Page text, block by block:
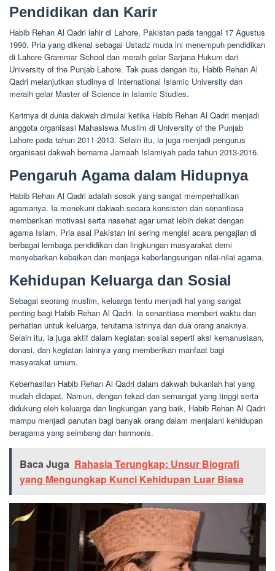
Pendidikan dan Karir
Habib Rehan Al Qadri lahir di Lahore, Pakistan pada tanggal 17 Agustus
1990. Pria yang dikenal sebagai Ustadz muda ini menempuh pendidikan
di Lahore Grammar School dan meraih gelar Sarjana Hukum dari
University of the Punjab Lahore. Tak puas dengan itu, Habib Rehan Al
Qadri melanjutkan studinya di International Islamic University dan
meraih gelar Master of Science in Islamic Studies.
Karirnya di dunia dakwah dimulai ketika Habib Rehan Al Qadri menjadi
anggota organisasi Mahasiswa Muslim di University of the Punjab
Lahore pada tahun 2011-2013. Selain itu, ia juga menjadi pengurus
organisasi dakwah bernama Jamaah Islamiyah pada tahun 2013-2016.
Pengaruh Agama dalam Hidupnya
Habib Rehan Al Qadri adalah sosok yang sangat memperhatikan
agamanya. Ia menekuni dakwah secara konsisten dan senantiasa
memberikan motivasi serta nasehat agar umat lebih dekat dengan
agama Islam. Pria asal Pakistan ini sering mengisi acara pengajian di
berbagai lembaga pendidikan dan lingkungan masyarakat demi
menyebarkan kebaikan dan menjaga keberlangsungan nilai-nilai agama.
Kehidupan Keluarga dan Sosial
Sebagai seorang muslim, keluarga tentu menjadi hal yang sangat
penting bagi Habib Rehan Al Qadri. Ia senantiasa memberi waktu dan
perhatian untuk keluarga, terutama istrinya dan dua orang anaknya.
Selain itu, ia juga aktif dalam kegiatan sosial seperti aksi kemanusiaan,
donasi, dan kegiatan lainnya yang memberikan manfaat bagi
masyarakat umum.
Keberhasilan Habib Rehan Al Qadri dalam dakwah bukanlah hal yang
mudah didapat. Namun, dengan tekad dan semangat yang tinggi serta
didukung oleh keluarga dan lingkungan yang baik, Habib Rehan Al Qadri
mampu menjadi panutan bagi banyak orang dalam menjalani kehidupan
beragama yang seimbang dan harmonis.
Baca Juga Rahasia Terungkap: Unsur Biografi
yang Mengungkap Kunci Kehidupan Luar Biasa